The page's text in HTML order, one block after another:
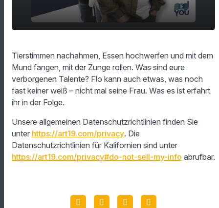
play_arrow
00:00
Tierstimmen nachahmen, Essen hochwerfen und mit dem
Mund fangen, mit der Zunge rollen. Was sind eure
verborgenen Talente? Flo kann auch etwas, was noch
fast keiner weiß – nicht mal seine Frau. Was es ist erfahrt
ihr in der Folge.
Unsere allgemeinen Datenschutzrichtlinien finden Sie
unter https://art19.com/privacy. Die
Datenschutzrichtlinien für Kalifornien sind unter
https://art19.com/privacy#do-not-sell-my-info abrufbar.